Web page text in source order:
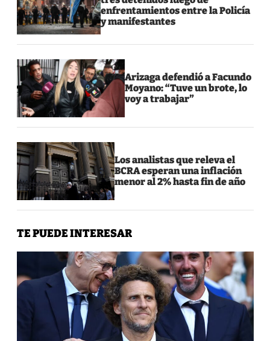
enfrentamientos entre la Policía
y manifestantes
Arizaga defendió a Facundo
Moyano: “Tuve un brote, lo
voy a trabajar”
Los analistas que releva el
BCRA esperan una inflación
menor al 2% hasta fin de año
TE PUEDE INTERESAR